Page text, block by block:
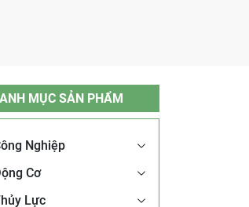
MỤC SẢN PHẨM
Nghiệp
Cơ
Lực